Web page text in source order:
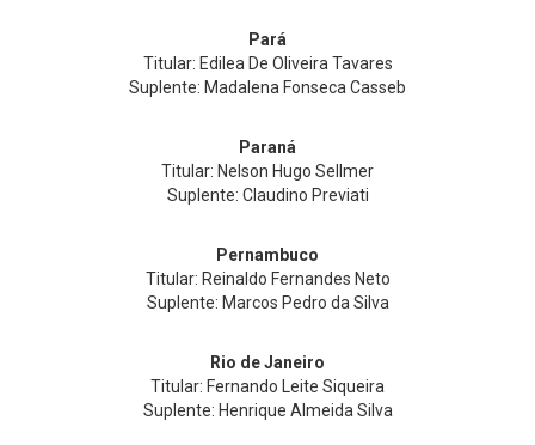
Pará
Titular: Edilea De Oliveira Tavares
Suplente: Madalena Fonseca Casseb
Paraná
Titular: Nelson Hugo Sellmer
Suplente: Claudino Previati
Pernambuco
Titular: Reinaldo Fernandes Neto
Suplente: Marcos Pedro da Silva
Rio de Janeiro
Titular: Fernando Leite Siqueira
Suplente: Henrique Almeida Silva